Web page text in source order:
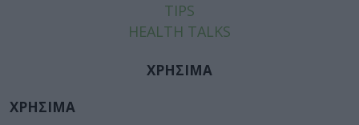
TIPS
HEALTH TALKS
ΧΡΗΣΙΜΑ
ΧΡΗΣΙΜΑ